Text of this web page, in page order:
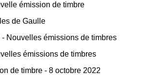
émission de timbre
de Gaulle
- Nouvelles émissions de timbres
émissions de timbres
de timbre - 8 octobre 2022